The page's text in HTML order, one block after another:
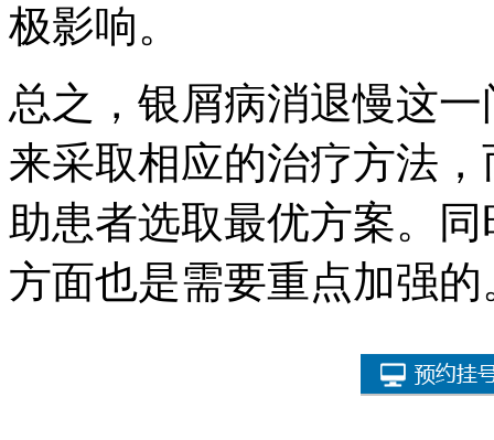
极影响。
总之，银屑病消退慢这
来采取相应的治疗方法
助患者选取最优方案。
方面也是需要重点加强的